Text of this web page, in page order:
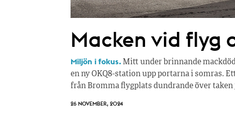
Macken vid flyg
Miljön i fokus. Mitt under brinnande
en ny OKQ8-station upp portarna i somras.
från Bromma flygplats dundrande över
26 NOVEMBER, 2024